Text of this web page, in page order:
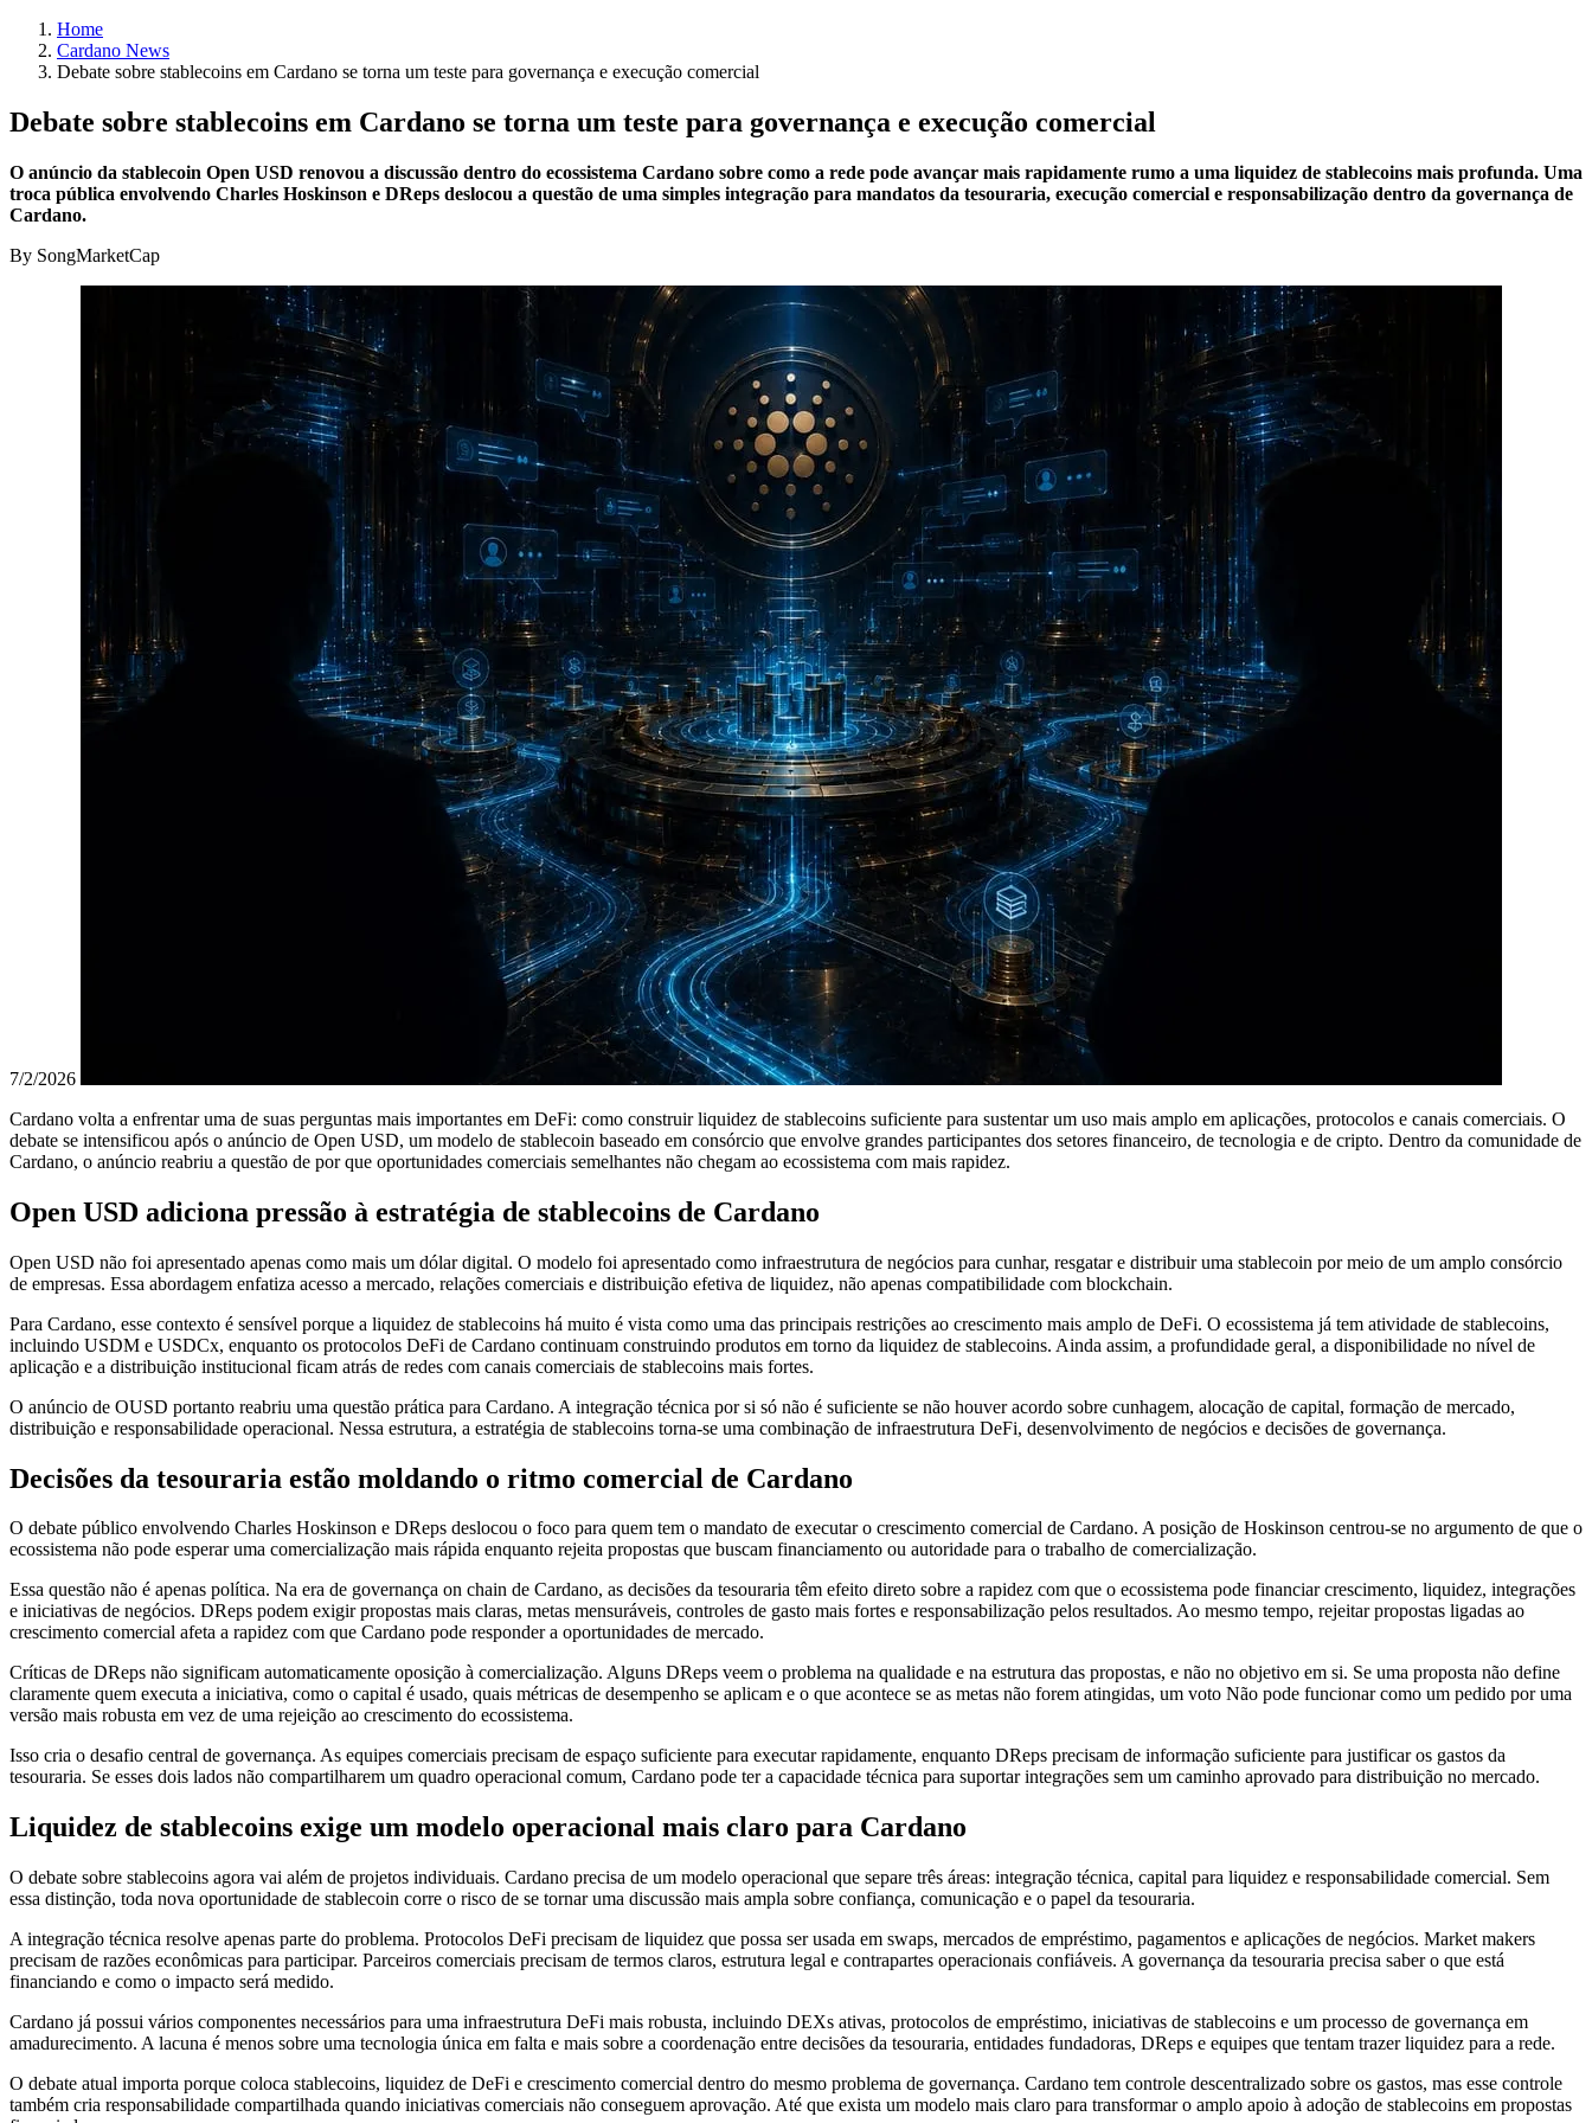
Home
Cardano News
Debate sobre stablecoins em Cardano se torna um teste para governança e execução comercial
Debate sobre stablecoins em Cardano se torna um teste para governança e execução comercial
O anúncio da stablecoin Open USD renovou a discussão dentro do ecossistema Cardano sobre como a rede pode avançar mais rapidamente rumo a uma liquidez de stablecoins mais profunda. Uma
troca pública envolvendo Charles Hoskinson e DReps deslocou a questão de uma simples integração para mandatos da tesouraria, execução comercial e responsabilização dentro da governança de
Cardano.
By SongMarketCap
7/2/2026
Cardano volta a enfrentar uma de suas perguntas mais importantes em DeFi: como construir liquidez de stablecoins suficiente para sustentar um uso mais amplo em aplicações, protocolos e canais comerciais. O
debate se intensificou após o anúncio de Open USD, um modelo de stablecoin baseado em consórcio que envolve grandes participantes dos setores financeiro, de tecnologia e de cripto. Dentro da comunidade de
Cardano, o anúncio reabriu a questão de por que oportunidades comerciais semelhantes não chegam ao ecossistema com mais rapidez.
Open USD adiciona pressão à estratégia de stablecoins de Cardano
Open USD não foi apresentado apenas como mais um dólar digital. O modelo foi apresentado como infraestrutura de negócios para cunhar, resgatar e distribuir uma stablecoin por meio de um amplo consórcio
de empresas. Essa abordagem enfatiza acesso a mercado, relações comerciais e distribuição efetiva de liquidez, não apenas compatibilidade com blockchain.
Para Cardano, esse contexto é sensível porque a liquidez de stablecoins há muito é vista como uma das principais restrições ao crescimento mais amplo de DeFi. O ecossistema já tem atividade de stablecoins,
incluindo USDM e USDCx, enquanto os protocolos DeFi de Cardano continuam construindo produtos em torno da liquidez de stablecoins. Ainda assim, a profundidade geral, a disponibilidade no nível de
aplicação e a distribuição institucional ficam atrás de redes com canais comerciais de stablecoins mais fortes.
O anúncio de OUSD portanto reabriu uma questão prática para Cardano. A integração técnica por si só não é suficiente se não houver acordo sobre cunhagem, alocação de capital, formação de mercado,
distribuição e responsabilidade operacional. Nessa estrutura, a estratégia de stablecoins torna-se uma combinação de infraestrutura DeFi, desenvolvimento de negócios e decisões de governança.
Decisões da tesouraria estão moldando o ritmo comercial de Cardano
O debate público envolvendo Charles Hoskinson e DReps deslocou o foco para quem tem o mandato de executar o crescimento comercial de Cardano. A posição de Hoskinson centrou-se no argumento de que o
ecossistema não pode esperar uma comercialização mais rápida enquanto rejeita propostas que buscam financiamento ou autoridade para o trabalho de comercialização.
Essa questão não é apenas política. Na era de governança on chain de Cardano, as decisões da tesouraria têm efeito direto sobre a rapidez com que o ecossistema pode financiar crescimento, liquidez, integrações
e iniciativas de negócios. DReps podem exigir propostas mais claras, metas mensuráveis, controles de gasto mais fortes e responsabilização pelos resultados. Ao mesmo tempo, rejeitar propostas ligadas ao
crescimento comercial afeta a rapidez com que Cardano pode responder a oportunidades de mercado.
Críticas de DReps não significam automaticamente oposição à comercialização. Alguns DReps veem o problema na qualidade e na estrutura das propostas, e não no objetivo em si. Se uma proposta não define
claramente quem executa a iniciativa, como o capital é usado, quais métricas de desempenho se aplicam e o que acontece se as metas não forem atingidas, um voto Não pode funcionar como um pedido por uma
versão mais robusta em vez de uma rejeição ao crescimento do ecossistema.
Isso cria o desafio central de governança. As equipes comerciais precisam de espaço suficiente para executar rapidamente, enquanto DReps precisam de informação suficiente para justificar os gastos da
tesouraria. Se esses dois lados não compartilharem um quadro operacional comum, Cardano pode ter a capacidade técnica para suportar integrações sem um caminho aprovado para distribuição no mercado.
Liquidez de stablecoins exige um modelo operacional mais claro para Cardano
O debate sobre stablecoins agora vai além de projetos individuais. Cardano precisa de um modelo operacional que separe três áreas: integração técnica, capital para liquidez e responsabilidade comercial. Sem
essa distinção, toda nova oportunidade de stablecoin corre o risco de se tornar uma discussão mais ampla sobre confiança, comunicação e o papel da tesouraria.
A integração técnica resolve apenas parte do problema. Protocolos DeFi precisam de liquidez que possa ser usada em swaps, mercados de empréstimo, pagamentos e aplicações de negócios. Market makers
precisam de razões econômicas para participar. Parceiros comerciais precisam de termos claros, estrutura legal e contrapartes operacionais confiáveis. A governança da tesouraria precisa saber o que está
financiando e como o impacto será medido.
Cardano já possui vários componentes necessários para uma infraestrutura DeFi mais robusta, incluindo DEXs ativas, protocolos de empréstimo, iniciativas de stablecoins e um processo de governança em
amadurecimento. A lacuna é menos sobre uma tecnologia única em falta e mais sobre a coordenação entre decisões da tesouraria, entidades fundadoras, DReps e equipes que tentam trazer liquidez para a rede.
O debate atual importa porque coloca stablecoins, liquidez de DeFi e crescimento comercial dentro do mesmo problema de governança. Cardano tem controle descentralizado sobre os gastos, mas esse controle
também cria responsabilidade compartilhada quando iniciativas comerciais não conseguem aprovação. Até que exista um modelo mais claro para transformar o amplo apoio à adoção de stablecoins em propostas